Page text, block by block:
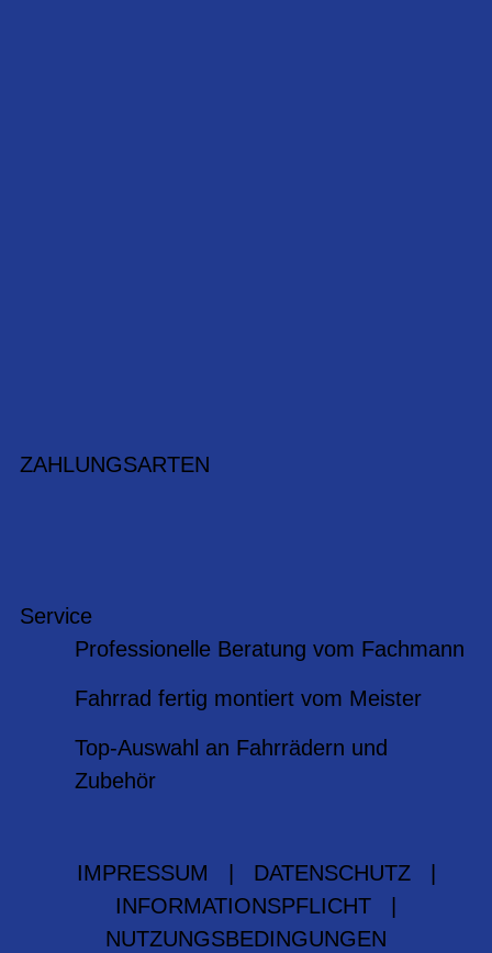
ZAHLUNGSARTEN
Service
Professionelle Beratung vom Fachmann
Fahrrad fertig montiert vom Meister
Top-Auswahl an Fahrrädern und
Zubehör
IMPRESSUM DATENSCHUTZ
INFORMATIONSPFLICHT
NUTZUNGSBEDINGUNGEN